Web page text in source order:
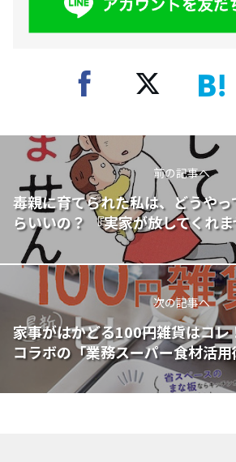
前の記事へ
毒親に育てられた私は、どうや
らいいの？ 『実家が放してくれま
次の記事へ
家事がはかどる100円雑貨はコレ
コラボの「業務スーパー食材活